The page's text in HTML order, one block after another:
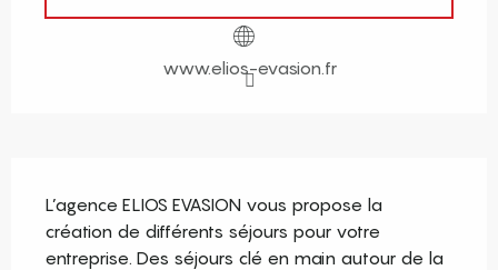
www.elios-evasion.fr
L’agence ELIOS EVASION vous propose la
création de différents séjours pour votre
entreprise. Des séjours clé en main autour de la